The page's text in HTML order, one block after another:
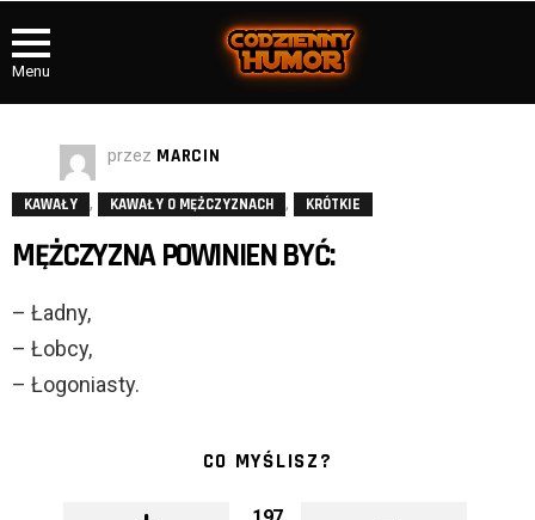
Menu
przez MARCIN
KAWAŁY , KAWAŁY O MĘŻCZYZNACH , KRÓTKIE
MĘŻCZYZNA POWINIEN BYĆ:
– Ładny,
– Łobcy,
– Łogoniasty.
CO MYŚLISZ?